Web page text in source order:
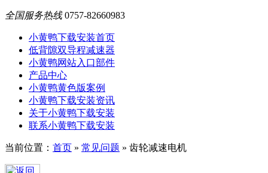
全国服务热线 0757-82660983
小黄鸭下载安装首页
低背隙双导程减速器
小黄鸭网站入口部件
产品中心
小黄鸭黄色版案例
小黄鸭下载安装资讯
关于小黄鸭下载安装
联系小黄鸭下载安装
当前位置： 首页 » 常见问题 » 齿轮减速电机